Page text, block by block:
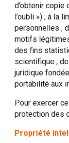
d’obtenir copie
l’oubli ») ; à la
personnelles ;
motifs
des fins
scientifique ;
juridique
portabilité aux
Pour exercer
protection des
Propriété